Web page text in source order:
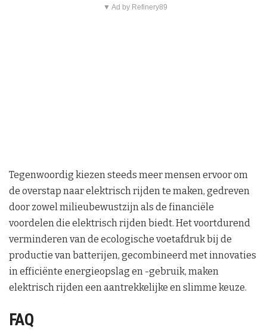
▼ Ad by Refinery89
Tegenwoordig kiezen steeds meer mensen ervoor om
de overstap naar elektrisch rijden te maken, gedreven
door zowel milieubewustzijn als de financiële
voordelen die elektrisch rijden biedt. Het voortdurend
verminderen van de ecologische voetafdruk bij de
productie van batterijen, gecombineerd met innovaties
in efficiënte energieopslag en -gebruik, maken
elektrisch rijden een aantrekkelijke en slimme keuze.
FAQ